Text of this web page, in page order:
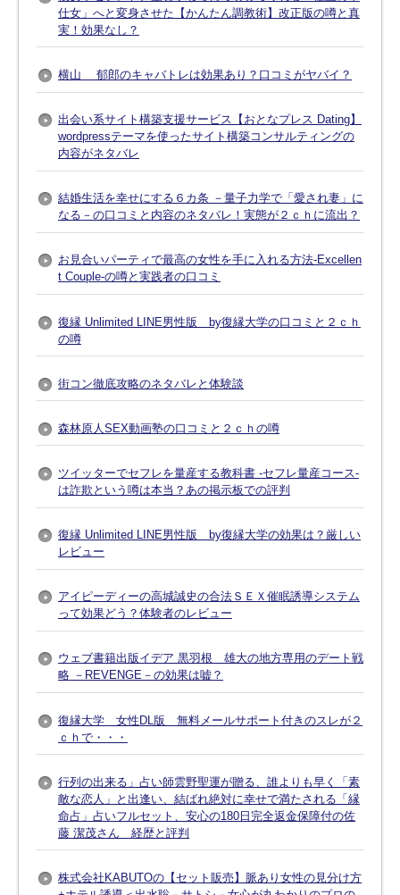
仕女」へと変身させた【かんたん調教術】改正版の噂と真
実！効果なし？
横山 郁郎のキャバトレは効果あり？口コミがヤバイ？
出会い系サイト構築支援サービス【おとなプレス Dating】
wordpressテーマを使ったサイト構築コンサルティングの
内容がネタバレ
結婚生活を幸せにする６カ条 －量子力学で「愛され妻」に
なる－の口コミと内容のネタバレ！実態が２ｃｈに流出？
お見合いパーティで最高の女性を手に入れる方法-Excellen
t Couple-の噂と実践者の口コミ
復縁 Unlimited LINE男性版 by復縁大学の口コミと２ｃｈ
の噂
街コン徹底攻略のネタバレと体験談
森林原人SEX動画塾の口コミと２ｃｈの噂
ツイッターでセフレを量産する教科書 -セフレ量産コース-
は詐欺という噂は本当？あの掲示板での評判
復縁 Unlimited LINE男性版 by復縁大学の効果は？厳しい
レビュー
アイピーディーの高城誠史の合法ＳＥＸ催眠誘導システム
って効果どう？体験者のレビュー
ウェブ書籍出版イデア 黒羽根 雄大の地方専用のデート戦
略 －REVENGE－の効果は嘘？
復縁大学 女性DL版 無料メールサポート付きのスレが２
ｃｈで・・・
行列の出来る」占い師雲野聖運が贈る、誰よりも早く「素
敵な恋人」と出逢い、結ばれ絶対に幸せで満たされる「縁
命占」占いフルセット、安心の180日完全返金保障付の佐
藤 潔茂さん 経歴と評判
株式会社KABUTOの【セット販売】脈あり女性の見分け方